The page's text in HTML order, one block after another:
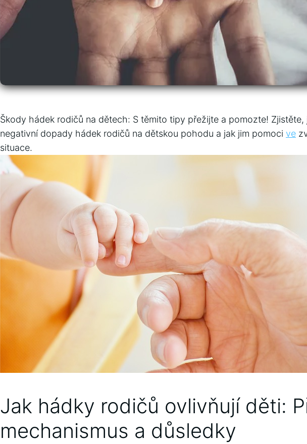
Škody hádek rodičů na dětech: S těmito tipy přežijte a pomozte! Zjistěte,
negativní⁣ dopady hádek rodičů na dětskou pohodu a jak jim pomoci ve
situace.
Jak hádky rodičů ovlivňují děti:
mechanismus a důsledky